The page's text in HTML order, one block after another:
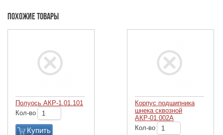
Похожие товары
Полуось АКР-1.01.101
Кол-во
Купить
Корпус подшипника
шнека сквозной
АКР-01.002А
Кол-во